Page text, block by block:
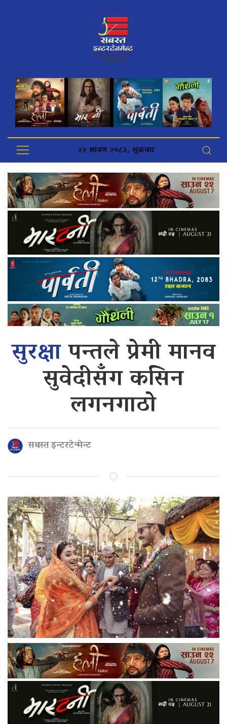
२२ श्रावण २०८३, शुक्रबार
सुरक्षापन्तले प्रेमी मानव
सुवेदीसँग कसिन
लगनगाठो
सबस्त इन्टरटेन्मेन्ट